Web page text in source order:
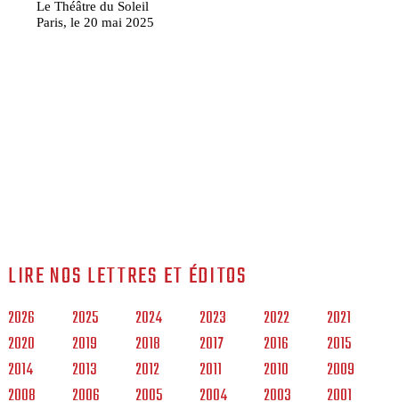
Le Théâtre du Soleil
Paris, le 20 mai 2025
LIRE NOS LETTRES ET ÉDITOS
2026 2025 2024 2023 2022
2021
2020
2019 2018 2017 2016
2015
2014
2013 2012 2011 2010
2009
2008
2006 2005 2004 2003 2001